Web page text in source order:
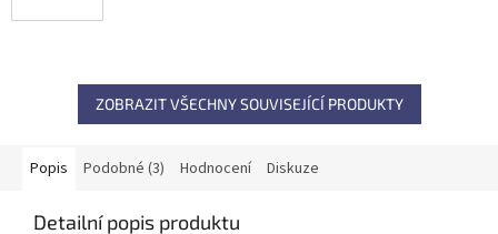
ZOBRAZIT VŠECHNY SOUVISEJÍCÍ PRODUKTY
Popis Podobné (3) Hodnocení Diskuze
Detailní popis produktu